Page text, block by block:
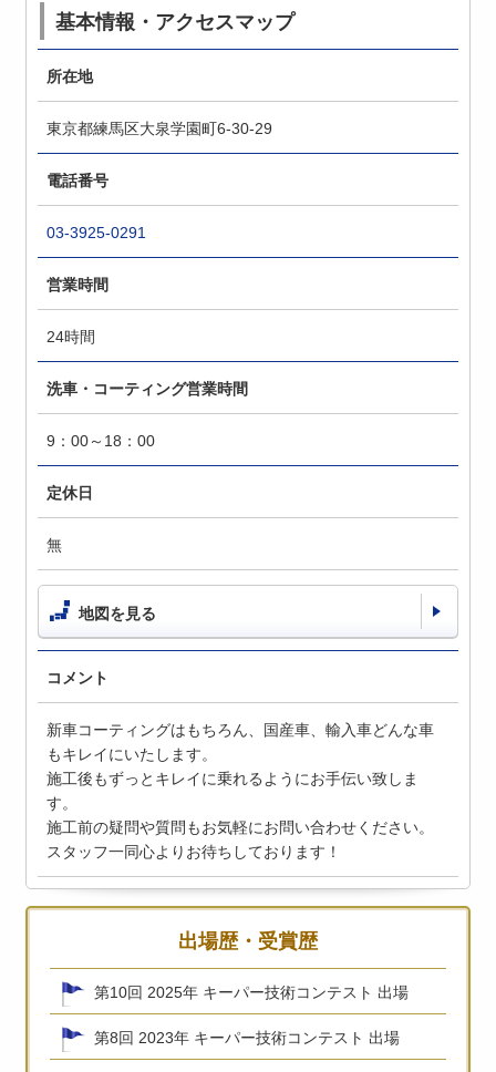
基本情報・アクセスマップ
所在地
東京都練馬区大泉学園町6-30-29
電話番号
03-3925-0291
営業時間
24時間
洗車・コーティング営業時間
9：00～18：00
定休日
無
地図を見る
コメント
新車コーティングはもちろん、国産車、輸入車どんな車
もキレイにいたします。
施工後もずっとキレイに乗れるようにお手伝い致しま
す。
施工前の疑問や質問もお気軽にお問い合わせください。
スタッフ一同心よりお待ちしております！
出場歴・受賞歴
第10回 2025年 キーパー技術コンテスト 出場
第8回 2023年 キーパー技術コンテスト 出場